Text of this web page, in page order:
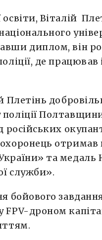
Віталій
диплом, він
де
Плетінь
російських
отримав
та медаль
служби».
бойового
FPV-дроном